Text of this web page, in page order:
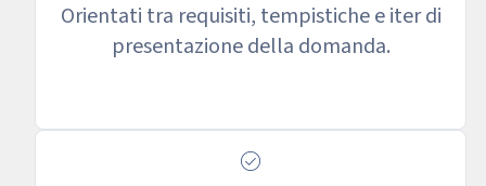
Orientati tra requisiti, tempistiche e iter di
presentazione della domanda.
check_circle